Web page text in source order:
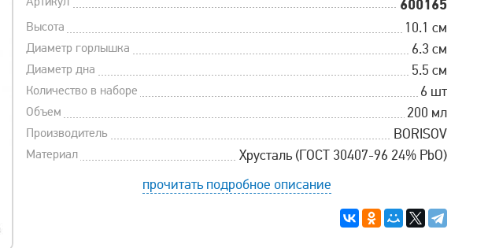
600165
Высота 10.1 см
Диаметр горлышка 6.3 см
Диаметр дна 5.5 см
Количество в наборе 6 шт
Объем 200 мл
Производитель BORISOV
Материал
Хрусталь (ГОСТ 30407-96 24% PbO)
прочитать подробное описание